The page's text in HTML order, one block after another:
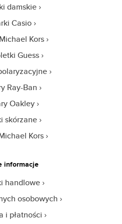
damskie
Casio
Kors
Guess
Ray-Ban
Oakley
skórzane
Kors
informacje
handlowe
osobowych
i płatności